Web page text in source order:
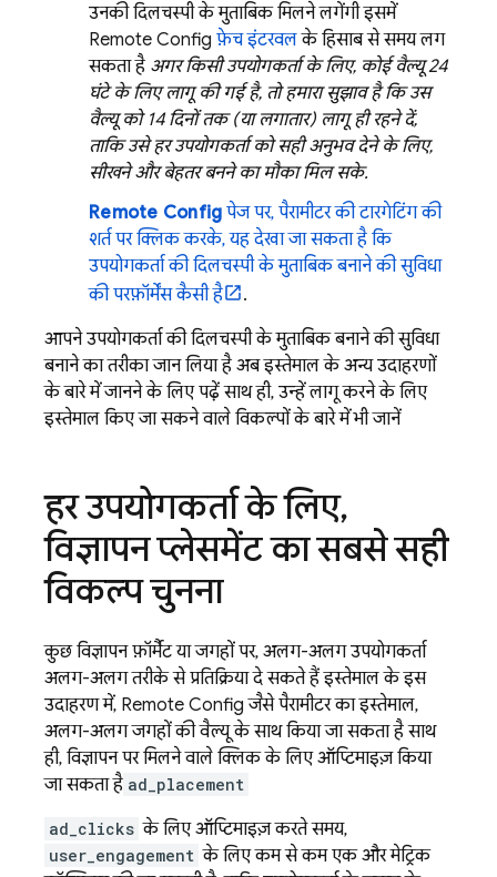
उनकी दिलचस्पी के मुताबिक मिलने लगेंगी. इसमें
Remote Config फ़ेच इंटरवलके हिसाब से समय लग
सकता है. अगर किसी उपयोगकर्ता के लिए, कोई वैल्यू 24
घंटे के लिए लागू की गई है, तो हमारा सुझाव है कि उस
वैल्यू को 14 दिनों तक (या लगातार) लागू ही रहने दें,
ताकि उसे हर उपयोगकर्ता को सही अनुभव देने के लिए,
सीखने और बेहतर बनने का मौका मिल सके.
Remote Config पेज पर, पैरामीटर की टारगेटिंग की
शर्त पर क्लिक करके, यह देखा जा सकता है कि
उपयोगकर्ता की दिलचस्पी के मुताबिक बनाने की सुविधा
की परफ़ॉर्मेंस कैसी है
.
आपने उपयोगकर्ता की दिलचस्पी के मुताबिक बनाने की सुविधा
बनाने का तरीका जान लिया है. अब इस्तेमाल के अन्य उदाहरणों
के बारे में जानने के लिए पढ़ें. साथ ही, उन्हें लागू करने के लिए
इस्तेमाल किए जा सकने वाले विकल्पों के बारे में भी जानें.
हर उपयोगकर्ता के लिए,
विज्ञापन प्लेसमेंट का सबसे सही
विकल्प चुनना
कुछ विज्ञापन फ़ॉर्मैट या जगहों पर, अलग-अलग उपयोगकर्ता
अलग-अलग तरीके से प्रतिक्रिया दे सकते हैं. इस्तेमाल के इस
उदाहरण में, Remote Config जैसे पैरामीटर का इस्तेमाल,
अलग-अलग जगहों की वैल्यू के साथ किया जा सकता है. साथ
ही, विज्ञापन पर मिलने वाले क्लिक के लिए ऑप्टिमाइज़ किया
जा सकता है. ad_placement
ad_clicks के लिए ऑप्टिमाइज़ करते समय,
user_engagement के लिए कम से कम एक और मेट्रिक